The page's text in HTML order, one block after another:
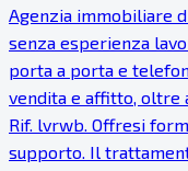
Agenzia immobiliare
senza esperienza
porta a porta e
vendita e affitto, oltre
Rif. lvrwb. Offresi
supporto. Il